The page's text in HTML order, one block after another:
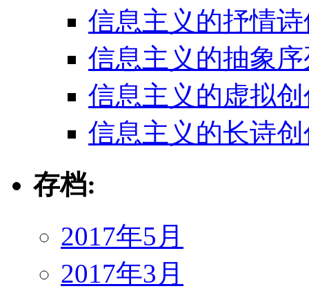
信息主义的抒情
信息主义的抽象
信息主义的虚拟
信息主义的长诗
存档:
2017年5月
2017年3月